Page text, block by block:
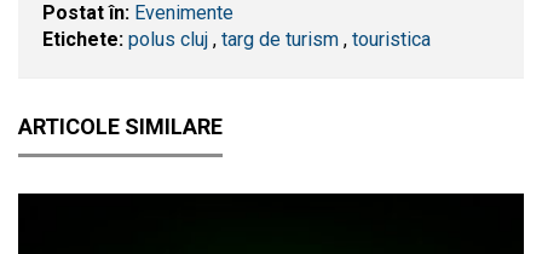
Postat în: Evenimente
Etichete: polus cluj , targ de turism , touristica
ARTICOLE SIMILARE